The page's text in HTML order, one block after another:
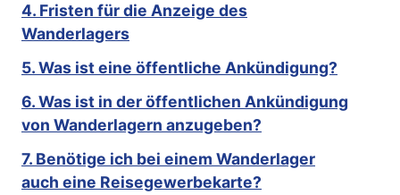
4. Fristen für die Anzeige des
Wanderlagers
5. Was ist eine öffentliche Ankündigung?
6. Was ist in der öffentlichen Ankündigung
von Wanderlagern anzugeben?
7. Benötige ich bei einem Wanderlager
auch eine Reisegewerbekarte?